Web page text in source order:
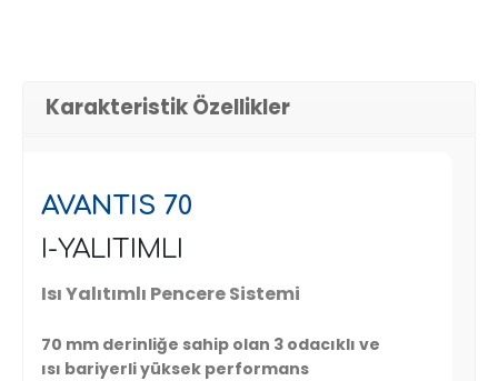
Karakteristik Özellikler
AVANTIS 70
I-YALITIMLI
Isı Yalıtımlı Pencere Sistemi
70 mm derinliğe sahip olan 3 odacıklı ve
ısı bariyerli yüksek performans